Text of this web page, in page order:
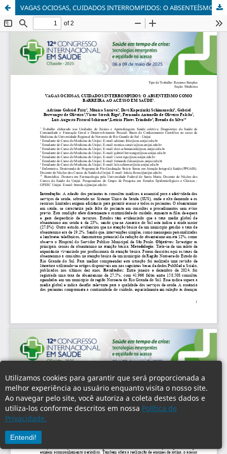
Utilizamos cookies para garantir que será proporcionada a
melhor experiência ao usuário enquanto visita o nosso site.
Ao navegar pelo site, você autoriza a coleta destes dados e
utiliza-los conforme descritos em nossa Política de
Privacidade.
Entendi!
VAGAS OCIOSAS, CUIDADOS INTERROMPIDOS: O ABSENTEÍSMO COMO BARREIRA AO ACESSO EM SAÚDE